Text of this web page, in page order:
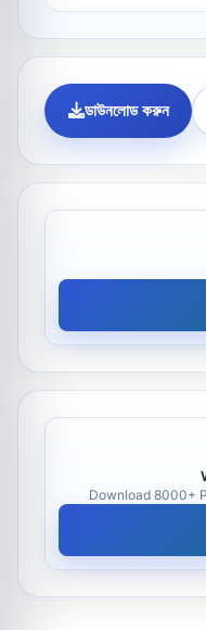
ডাউনলোড করুন
Download 8000+